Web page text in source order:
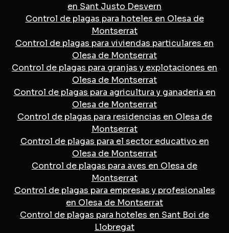
en Sant Justo Desvern
Control de plagas para hoteles en Olesa de
Montserrat
Control de plagas para viviendas particulares en
Olesa de Montserrat
Control de plagas para granjas y explotaciones en
Olesa de Montserrat
Control de plagas para agricultura y ganaderia en
Olesa de Montserrat
Control de plagas para residencias en Olesa de
Montserrat
Control de plagas para el sector educativo en
Olesa de Montserrat
Control de plagas para aves en Olesa de
Montserrat
Control de plagas para empresas y profesionales
en Olesa de Montserrat
Control de plagas para hoteles en Sant Boi de
Llobregat